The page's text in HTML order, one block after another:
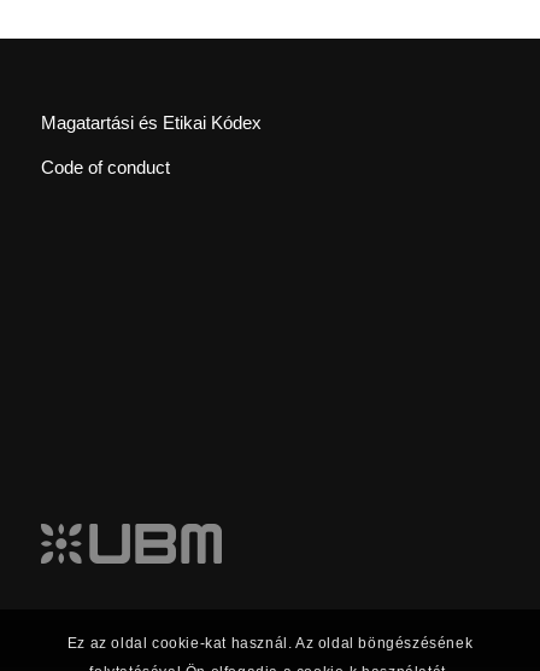
Magatartási és Etikai Kódex
Code of conduct
Ez az oldal cookie-kat használ. Az oldal böngészésének